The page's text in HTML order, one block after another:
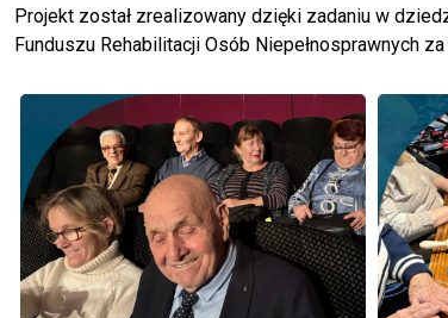
Projekt został zrealizowany dzięki zadaniu w
Funduszu Rehabilitacji Osób Niepełnosprawnych